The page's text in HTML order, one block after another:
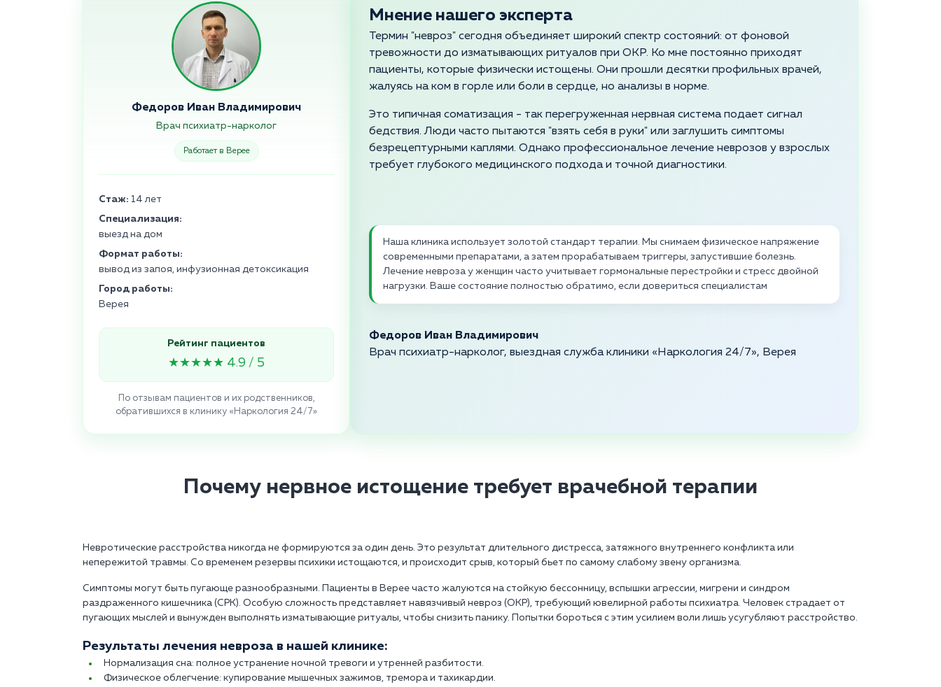
Федоров Иван Владимирович
Врач психиатр-нарколог
Работает в Верее
Стаж: 14 лет
Специализация:
выезд на дом
Формат работы:
вывод из запоя, инфузионная детоксикация
Город работы:
Верея
Рейтинг пациентов
★★★★★ 4.9 / 5
По отзывам пациентов и их родственников,
обратившихся в клинику «Наркология 24/7»
Мнение нашего эксперта
Термин "невроз" сегодня объединяет широкий спектр состояний: от фоновой
тревожности до изматывающих ритуалов при ОКР. Ко мне постоянно приходят
пациенты, которые физически истощены. Они прошли десятки профильных врачей,
жалуясь на ком в горле или боли в сердце, но анализы в норме.
Это типичная соматизация - так перегруженная нервная система подает сигнал
бедствия. Люди часто пытаются "взять себя в руки" или заглушить симптомы
безрецептурными каплями. Однако профессиональное лечение неврозов у взрослых
требует глубокого медицинского подхода и точной диагностики.
Наша клиника использует золотой стандарт терапии. Мы снимаем физическое напряжение
современными препаратами, а затем прорабатываем триггеры, запустившие болезнь.
Лечение невроза у женщин часто учитывает гормональные перестройки и стресс двойной
нагрузки. Ваше состояние полностью обратимо, если довериться специалистам
Федоров Иван Владимирович
Врач психиатр-нарколог, выездная служба клиники «Наркология 24/7», Верея
Почему нервное истощение требует врачебной терапии
Невротические расстройства никогда не формируются за один день. Это результат длительного дистресса, затяжного внутреннего конфликта или
непережитой травмы. Со временем резервы психики истощаются, и происходит срыв, который бьет по самому слабому звену организма.
Симптомы могут быть пугающе разнообразными. Пациенты в Верее часто жалуются на стойкую бессонницу, вспышки агрессии, мигрени и синдром
раздраженного кишечника (СРК). Особую сложность представляет навязчивый невроз (ОКР), требующий ювелирной работы психиатра. Человек страдает от
пугающих мыслей и вынужден выполнять изматывающие ритуалы, чтобы снизить панику. Попытки бороться с этим усилием воли лишь усугубляют расстройство.
Результаты лечения невроза в нашей клинике:
Нормализация сна: полное устранение ночной тревоги и утренней разбитости.
Физическое облегчение: купирование мышечных зажимов, тремора и тахикардии.